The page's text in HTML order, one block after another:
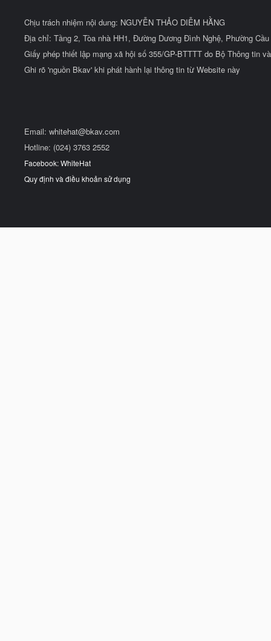
Chịu trách nhiệm nội dung: NGUYỄN THẢO DIỄM HẰNG
Địa chỉ: Tầng 2, Tòa nhà HH1, Đường Dương Đình Nghệ, Phường
Giấy phép thiết lập mạng xã hội số 355/GP-BTTTT do Bộ Thông tin
Ghi rõ 'nguồn Bkav' khi phát hành lại thông tin từ Website này
Email: whitehat@bkav.com
Hotline: (024) 3763 2552
Facebook: WhiteHat
Quy định và điều khoản sử dụng